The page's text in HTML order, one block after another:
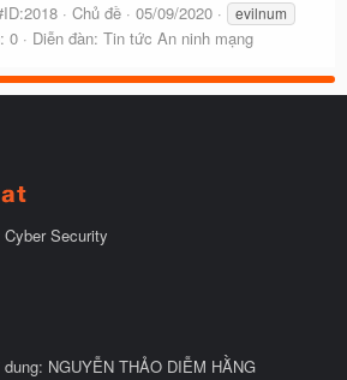
Chủ đề 05/09/2020 evilnum
0 Diễn đàn: Tin tức An ninh mạng
Security
NGUYỄN THẢO DIỄM HẰNG